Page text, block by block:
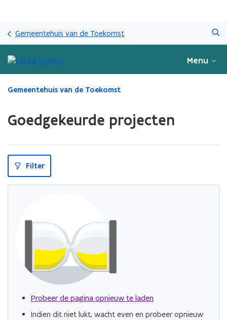
en
naar
gaan
Gemeentehuis van de Toekomst
Menu
Gedaan
op:
Goedgekeurde
projecten
Gemeentehuis van de Toekomst
Goedgekeurde projecten
Filter
Probeer de pagina opnieuw te laden
Indien dit niet lukt, wacht even en probeer opnieuw